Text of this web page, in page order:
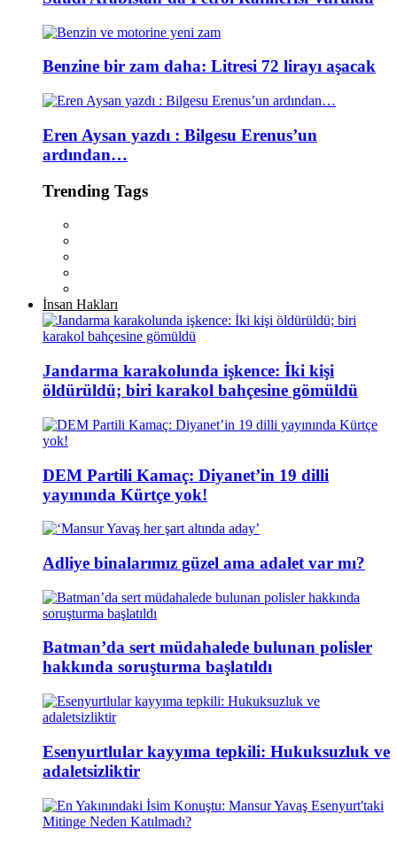
Benzine bir zam daha: Litresi 72 lirayı aşacak
Eren Aysan yazdı : Bilgesu Erenus’un
ardından…
Trending Tags
İnsan Hakları
Jandarma karakolunda işkence: İki kişi
öldürüldü; biri karakol bahçesine gömüldü
DEM Partili Kamaç: Diyanet’in 19 dilli
yayınında Kürtçe yok!
Adliye binalarımız güzel ama adalet var mı?
Batman’da sert müdahalede bulunan polisler
hakkında soruşturma başlatıldı
Esenyurtlular kayyıma tepkili: Hukuksuzluk ve
adaletsizliktir